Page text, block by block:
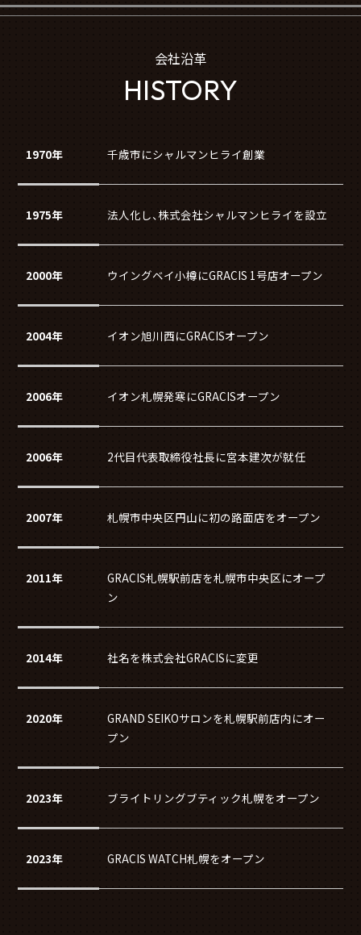
会社沿革
HISTORY
1970年 千歳市にシャルマンヒライ創業
1975年 法人化し、株式会社シャルマンヒライを設立
2000年 ウイングベイ小樽にGRACIS 1号店オープン
2004年 イオン旭川西にGRACISオープン
2006年 イオン札幌発寒にGRACISオープン
2006年 2代目代表取締役社長に宮本建次が就任
2007年 札幌市中央区円山に初の路面店をオープン
2011年
GRACIS札幌駅前店を札幌市中央区にオープ
ン
2014年 社名を株式会社GRACISに変更
2020年
GRAND SEIKOサロンを札幌駅前店内にオー
プン
2023年 ブライトリングブティック札幌をオープン
2023年 GRACIS WATCH札幌をオープン